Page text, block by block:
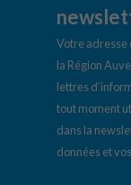
Votre adresse
la Région
lettres
tout moment
dans la
données et